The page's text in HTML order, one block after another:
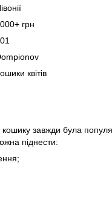
грн
квітів
кошику завжди була
піднести: